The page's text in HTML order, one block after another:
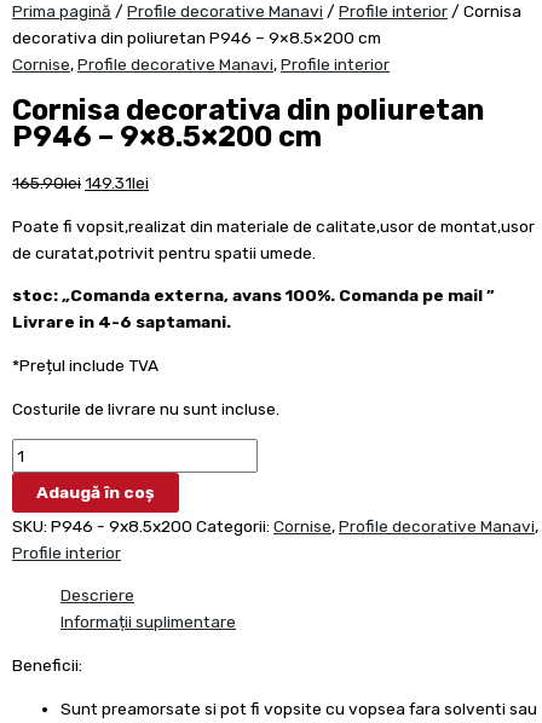
Prima pagină / Profile decorative Manavi / Profile interior/ Cornisa
decorativa din poliuretan P946 – 9×8.5×200 cm
Cornise,Profile decorative Manavi,Profile interior
Cornisa decorativa din poliuretan
P946 – 9×8.5×200 cm
165.90lei149.31lei
Poate fi vopsit,realizat din materiale de calitate,usor de montat,usor
de curatat,potrivit pentru spatii umede.
stoc: „Comanda externa, avans 100%. Comanda pe mail ”
Livrare in 4-6 saptamani.
*Prețul include TVA
Costurile de livrare nu sunt incluse.
Adaugă în coș
SKU: P946 - 9x8.5x200 Categorii: Cornise,Profile decorative Manavi,
Profile interior
Descriere
Informații suplimentare
Beneficii:
Sunt preamorsate si pot fi vopsite cu vopsea fara solventi sau